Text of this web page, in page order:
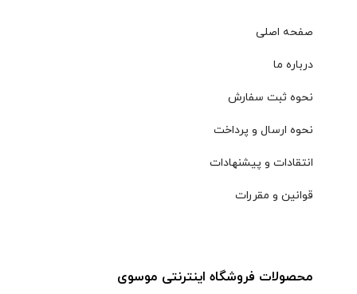
صفحه اصلی
درباره ما
نحوه ثبت سفارش
نحوه ارسال و پرداخت
انتقادات و پیشنهادات
قوانین و مقررات
محصولات فروشگاه اینترنتی موسوی